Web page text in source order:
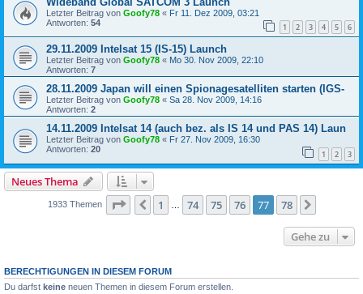
Letzter Beitrag von Goofy78 « Fr 11. Dez 2009, 03:21
Antworten: 54 1 2 3 4 5 6
29.11.2009 Intelsat 15 (IS-15) Launch
Letzter Beitrag von Goofy78 « Mo 30. Nov 2009, 22:10
Antworten: 7
28.11.2009 Japan will einen Spionagesatelliten starten (IGS-
Letzter Beitrag von Goofy78 « Sa 28. Nov 2009, 14:16
Antworten: 2
14.11.2009 Intelsat 14 (auch bez. als IS 14 und PAS 14) Laun
Letzter Beitrag von Goofy78 « Fr 27. Nov 2009, 16:30
Antworten: 20 1 2 3
Neues Thema
1933 Themen Seite 77 von78
Vorherige
1 74 75 76 77 78
Gehe zu
BERECHTIGUNGEN IN DIESEM FORUM
Du darfst keine neuen Themen in diesem Forum erstellen.